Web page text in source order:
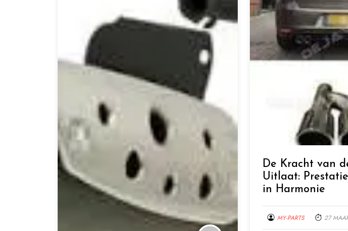
De Kracht van
Uitlaat:
in Harmonie
MY-PARTS 27